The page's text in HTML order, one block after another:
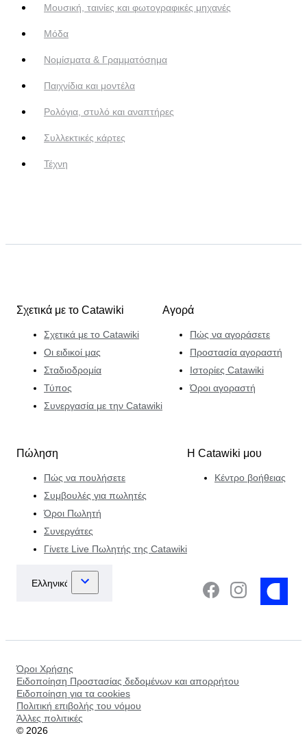
Μουσική, ταινίες και φωτογραφικές μηχανές
Μόδα
Νομίσματα & Γραμματόσημα
Παιχνίδια και μοντέλα
Ρολόγια, στυλό και αναπτήρες
Συλλεκτικές κάρτες
Τέχνη
Σχετικά με το Catawiki
Σχετικά με το Catawiki
Οι ειδικοί μας
Σταδιοδρομία
Τύπος
Συνεργασία με την Catawiki
Αγορά
Πώς να αγοράσετε
Προστασία αγοραστή
Ιστορίες Catawiki
Όροι αγοραστή
Πώληση
Πώς να πουλήσετε
Συμβουλές για πωλητές
Όροι Πωλητή
Συνεργάτες
Γίνετε Live Πωλητής της Catawiki
Η Catawiki μου
Κέντρο βοήθειας
Όροι Χρήσης
Ειδοποίηση Προστασίας δεδομένων και απορρήτου
Ειδοποίηση για τα cookies
Πολιτική επιβολής του νόμου
Άλλες πολιτικές
© 2026